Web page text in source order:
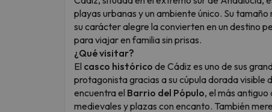
playas urbanas y un ambiente único. Su
su carácter alegre la convierten en un destino
para viajar en familia sin prisas.
¿Qué visitar?
El casco histórico de Cádiz es uno de sus
protagonista gracias a su cúpula dorada visible
encuentra el Barrio del Pópulo, el más
medievales y plazas con encanto. También